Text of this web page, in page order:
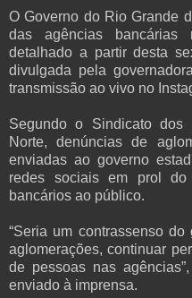
O Governo do Rio Grande
das agências
detalhado a partir desta
divulgada pela
transmissão ao vivo no
Segundo o Sindicato
Norte, denúncias de
enviadas ao governo
redes sociais em prol do
bancários ao público.
“Seria um contrassenso
aglomerações, continuar
de pessoas nas
enviado à imprensa.